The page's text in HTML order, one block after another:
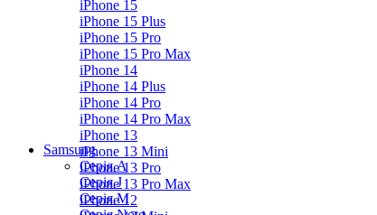
iPhone 15
iPhone 15 Plus
iPhone 15 Pro
iPhone 15 Pro Max
iPhone 14
iPhone 14 Plus
iPhone 14 Pro
iPhone 14 Pro Max
iPhone 13
iPhone 13 Mini
iPhone 13 Pro
iPhone 13 Pro Max
iPhone 12
Samsung
Серія А
Серiя J
Серiя M